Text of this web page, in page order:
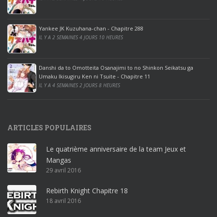
o
o
ff
i
c
e
2
0
1
r
o
ff
i
c
e
3
Yankee JK Kuzuhana-chan - Chapitre 288
IL Y A 2 SEMAINES 4 JOURS 10 HEURES
Danshi da to Omotteita Osanajimi to no Shinkon Seikatsu ga
Umaku Ikisugiru Ken ni Tsuite - Chapitre 11
IL Y A 4 SEMAINES 2 JOURS 8 HEURES
ARTICLES POPULAIRES
Le quatrième anniversaire de la team Jeux et
Mangas
29 avril 2016
Rebirth Knight Chapitre 18
18 avril 2016